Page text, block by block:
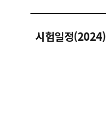
시험일정(2024)